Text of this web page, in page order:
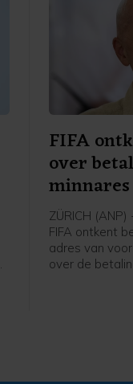
FIFA
over
ZÜRICH
FIFA ontkent
adres van
over de